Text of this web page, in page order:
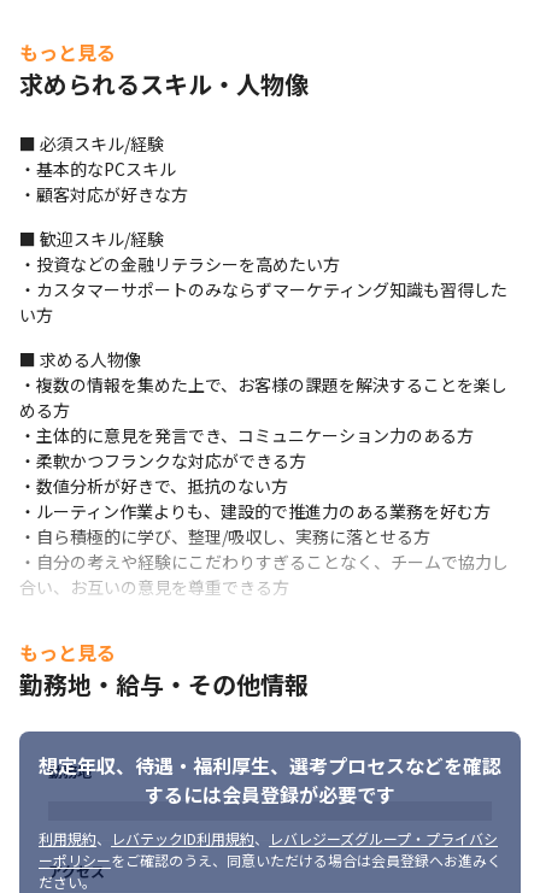
強くお客様と向き合う姿勢が欠かせません。
そのため、正規職員のみならずスタッフや他部署とも連携を図れ
す。
また金融・個人投資家に関わるお仕事のため、法律に関する知識
も一部求められます。
お客様からのクレームも発生しうるので、対応時に所持している
と便利なスキル・知識も研修でお伝えしていきます！
最後に日報を提出し、1日のお仕事は完了となります。
＜お任せしたい仕事内容＞
▶お客様へのダイレクトサポート
システムを利用されるお客様からは、主にLINEでお問い合わせを
頂きます。
専用の対応ツールを利用しサポートにあたるスタッフが課内に存
在するので、より直接的なサポートを希望するお客様の引継ぎな
どを受け、適切な手法でご対応いただきます。
そのため、お客様への対応時は上記ツールも合わせて使用してい
ただくケースを想定しています。
取り扱い方法や対応ノウハウは、上長が研修期間を通して余すこ
となくお伝えします！
もっと見る
求められるスキル・人物像
■ 必須スキル/経験
・基本的なPCスキル
・顧客対応が好きな方
■ 歓迎スキル/経験
・投資などの金融リテラシーを高めたい方
・カスタマーサポートのみならずマーケティング知識も習得した
い方
■ 求める人物像
・複数の情報を集めた上で、お客様の課題を解決することを楽し
める方
・主体的に意見を発言でき、コミュニケーション力のある方
・柔軟かつフランクな対応ができる方
・数値分析が好きで、抵抗のない方
・ルーティン作業よりも、建設的で推進力のある業務を好む方
・自ら積極的に学び、整理/吸収し、実務に落とせる方
・自分の考えや経験にこだわりすぎることなく、チームで協力し
合い、お互いの意見を尊重できる方
もっと見る
勤務地・給与・その他情報
想定年収、待遇・福利厚生、 選考プロセスなどを確認
するには会員登録が必要です
利用規約、 レバテックID利用規約、
レバレジーズグループ・プライバシ
ーポリシーをご確認のうえ、同意いただける場合は会員登録へお進みく
ださい。
勤務地
アクセス